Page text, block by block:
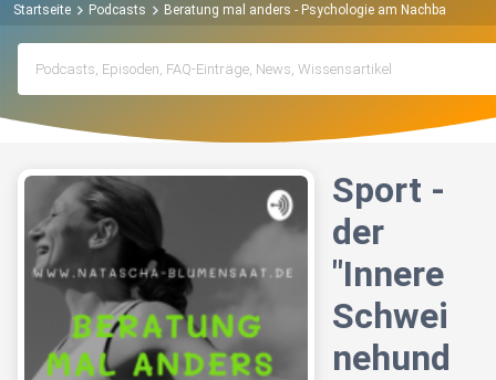
Startseite Podcasts Beratung mal anders - Psychologie am Nachbartisch
Sport -
der
"Innere
Schwei
nehund